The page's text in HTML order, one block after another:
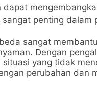
penting dalam
sangat
Dengan
yang tidak
perubahan dan